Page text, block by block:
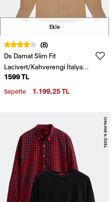
Ekle
(8)
Ds Damat Slim Fit
Lacivert/Kahverengi İtalyan
Yaka Kolay Ütülenebilir 2'Li
Gömlek
1599 TL
Sepette 1.199,25 TL